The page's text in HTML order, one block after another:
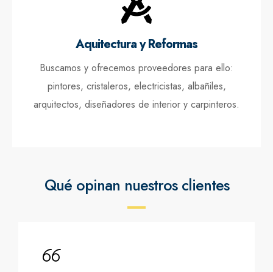
Aquitectura y Reformas
Buscamos y ofrecemos proveedores para ello:
pintores, cristaleros, electricistas, albañiles,
arquitectos, diseñadores de interior y carpinteros.
Qué opinan nuestros clientes